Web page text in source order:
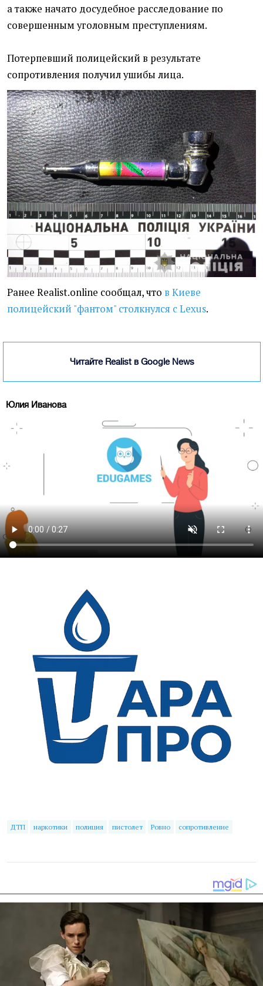
а также начато досудебное расследование по
совершенным уголовным преступлениям.
Потерпевший полицейский в результате
сопротивления получил ушибы лица.
Ранее Realist.online сообщал, что в Киеве
полицейский "фантом" столкнулся с Lexus.
Читайте Realist в Google News
Юлия Иванова
ДТП наркотики полиция пистолет Ровно сопротивление